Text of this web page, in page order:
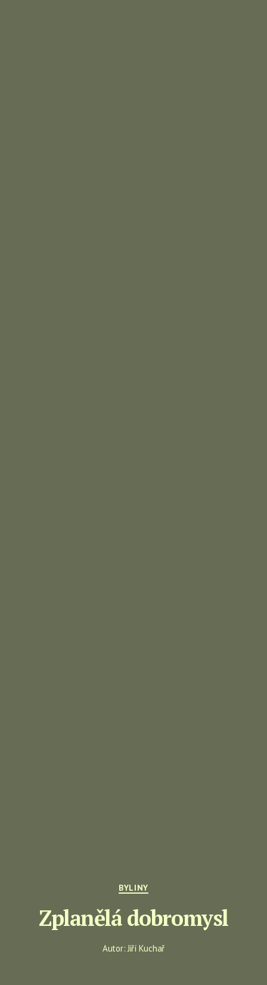
Rubriky
BYLINY
Zplanělá dobromysl
Autor:Jiří Kuchař